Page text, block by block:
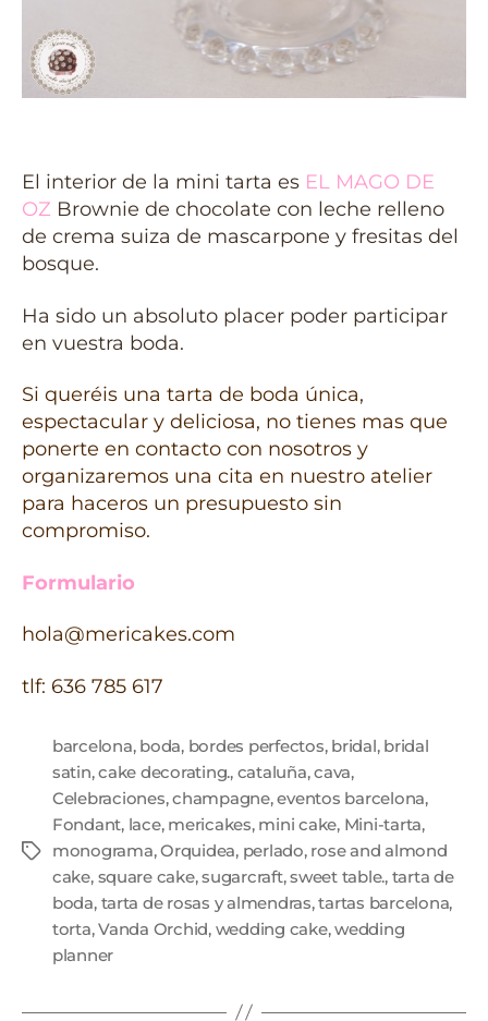
El interior de la mini tarta es EL MAGO DE
OZ Brownie de chocolate con leche relleno
de crema suiza de mascarpone y fresitas del
bosque.
Ha sido un absoluto placer poder participar
en vuestra boda.
Si queréis una tarta de boda única,
espectacular y deliciosa, no tienes mas que
ponerte en contacto con nosotros y
organizaremos una cita en nuestro atelier
para haceros un presupuesto sin
compromiso.
Formulario
hola@mericakes.com
tlf: 636 785 617
barcelona, boda, bordes perfectos, bridal, bridal
satin,cake decorating., cataluña,cava,
Celebraciones,champagne,eventos barcelona,
Fondant, lace, mericakes, mini cake, Mini-tarta,
monograma,Orquidea, perlado, rose and almond
cake, square cake,sugarcraft,sweet table., tarta de
boda, tarta de rosas y almendras,tartas barcelona,
torta,Vanda Orchid, wedding cake,wedding
planner